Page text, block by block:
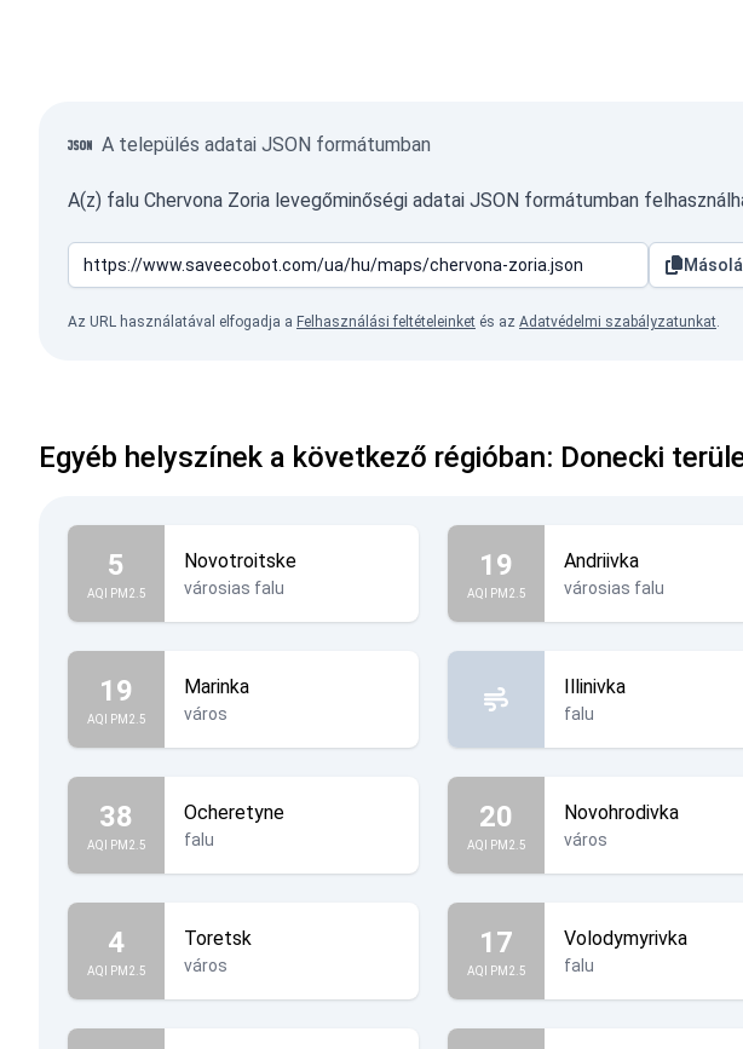
A település adatai JSON formátumban
A(z) falu Chervona Zoria levegőminőségi adatai JSON formátumban
Az URL használatával elfogadja a Felhasználási feltételeinket és az Adatvédelmi szabályzatunkat.
Egyéb helyszínek a következő régióban: Donecki
5
AQI PM2.5
Novotroitske
városias falu
19
AQI PM2.5
Andriivka
városias falu
19
AQI PM2.5
Marinka
város
Illinivka
falu
38
AQI PM2.5
Ocheretyne
falu
20
AQI PM2.5
Novohrodivka
város
4
AQI PM2.5
Toretsk
város
17
AQI PM2.5
Volodymyrivka
falu